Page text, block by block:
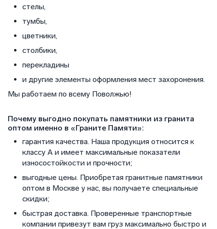
стелы,
тумбы,
цветники,
столбики,
перекладины
и другие элементы оформления мест захоронения.
Мы работаем по всему Поволжью!
Почему выгодно покупать памятники из гранита
оптом именно в «Граните Памяти»:
гарантия качества. Наша продукция относится к
классу А и имеет максимальные показатели
износостойкости и прочности;
выгодные цены. Приобретая гранитные памятники
оптом в Москве у нас, вы получаете специальные
скидки;
быстрая доставка. Проверенные транспортные
компании привезут вам груз максимально быстро и